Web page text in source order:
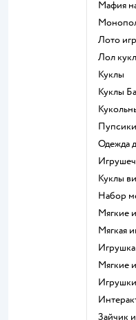
Мафия
Лото
Лол
Куклы
Куклы
Одежда
Куклы
Набор
Мягкие
Зайчик